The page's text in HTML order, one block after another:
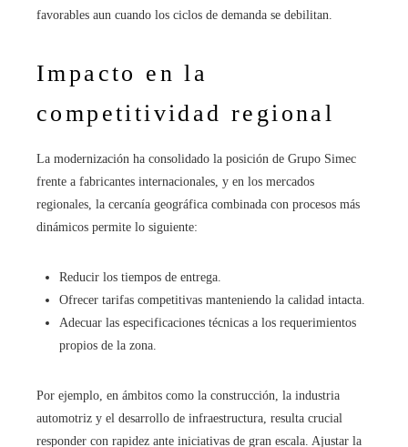
favorables aun cuando los ciclos de demanda se debilitan.
Impacto en la
competitividad regional
La modernización ha consolidado la posición de Grupo Simec
frente a fabricantes internacionales, y en los mercados
regionales, la cercanía geográfica combinada con procesos más
dinámicos permite lo siguiente:
Reducir los tiempos de entrega.
Ofrecer tarifas competitivas manteniendo la calidad intacta.
Adecuar las especificaciones técnicas a los requerimientos
propios de la zona.
Por ejemplo, en ámbitos como la construcción, la industria
automotriz y el desarrollo de infraestructura, resulta crucial
responder con rapidez ante iniciativas de gran escala. Ajustar la